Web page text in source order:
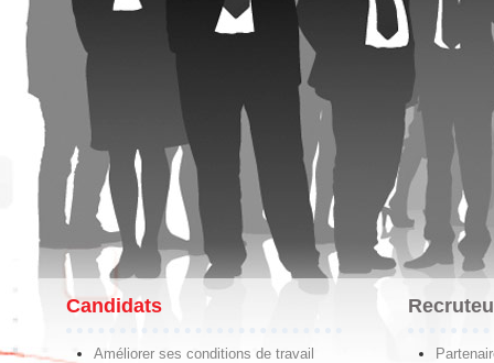
Candidats
Améliorer ses conditions de travail